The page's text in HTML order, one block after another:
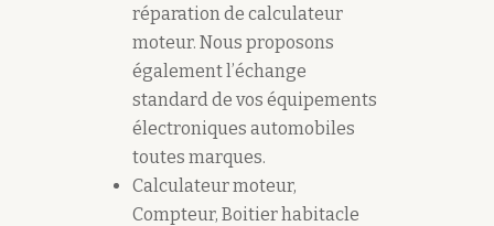
réparation de calculateur
moteur. Nous proposons
également l’échange
standard de vos équipements
électroniques automobiles
toutes marques.
Calculateur moteur,
Compteur, Boitier habitacle